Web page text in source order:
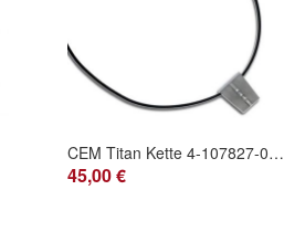
CEM Titan Kette 4-107827-001
45,00 €